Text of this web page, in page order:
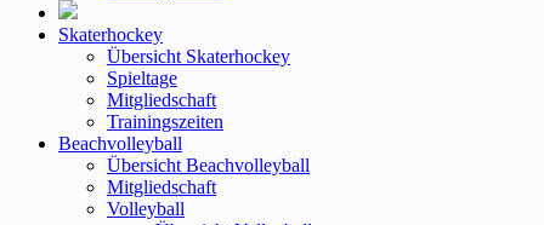
Skaterhockey
Übersicht Skaterhockey
Spieltage
Mitgliedschaft
Trainingszeiten
Beachvolleyball
Übersicht Beachvolleyball
Mitgliedschaft
Volleyball